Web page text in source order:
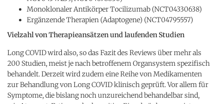
Monoklonaler Antikörper Tocilizumab (NCT04330638)
Ergänzende Therapien (Adaptogene) (NCT04795557)
Vielzahl von Therapieansätzen und laufenden Studien
Long COVID wird also, so das Fazit des Reviews über mehr als
200 Studien, meist je nach betroffenem Organsystem spezifisch
behandelt. Derzeit wird zudem eine Reihe von Medikamenten
zur Behandlung von Long COVID klinisch geprüft. Vor allem für
Symptome, die bislang noch unzureichend behandelbar sind,